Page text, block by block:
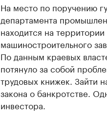
На место по поручению
департамента
находится на
машиностроительного
По данным краевых
потянуло за собой
трудовых книжек. Зайти
закона о банкротстве.
инвестора.